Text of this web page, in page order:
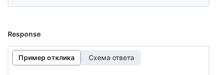
Response
Пример отклика Схема ответа